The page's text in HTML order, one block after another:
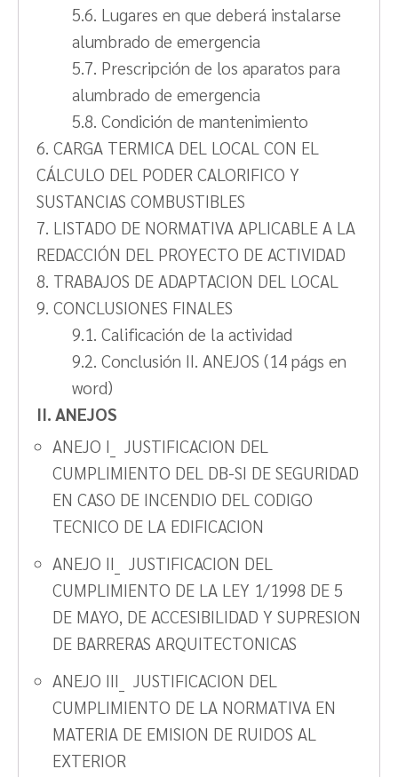
5.6. Lugares en que deberá instalarse
alumbrado de emergencia
5.7. Prescripción de los aparatos para
alumbrado de emergencia
5.8. Condición de mantenimiento
6. CARGA TERMICA DEL LOCAL CON EL
CÁLCULO DEL PODER CALORIFICO Y
SUSTANCIAS COMBUSTIBLES
7. LISTADO DE NORMATIVA APLICABLE A LA
REDACCIÓN DEL PROYECTO DE ACTIVIDAD
8. TRABAJOS DE ADAPTACION DEL LOCAL
9. CONCLUSIONES FINALES
9.1. Calificación de la actividad
9.2. Conclusión II. ANEJOS (14 págs en
word)
II. ANEJOS
ANEJO I_ JUSTIFICACION DEL
CUMPLIMIENTO DEL DB-SI DE SEGURIDAD
EN CASO DE INCENDIO DEL CODIGO
TECNICO DE LA EDIFICACION
ANEJO II_ JUSTIFICACION DEL
CUMPLIMIENTO DE LA LEY 1/1998 DE 5
DE MAYO, DE ACCESIBILIDAD Y SUPRESION
DE BARRERAS ARQUITECTONICAS
ANEJO III_ JUSTIFICACION DEL
CUMPLIMIENTO DE LA NORMATIVA EN
MATERIA DE EMISION DE RUIDOS AL
EXTERIOR